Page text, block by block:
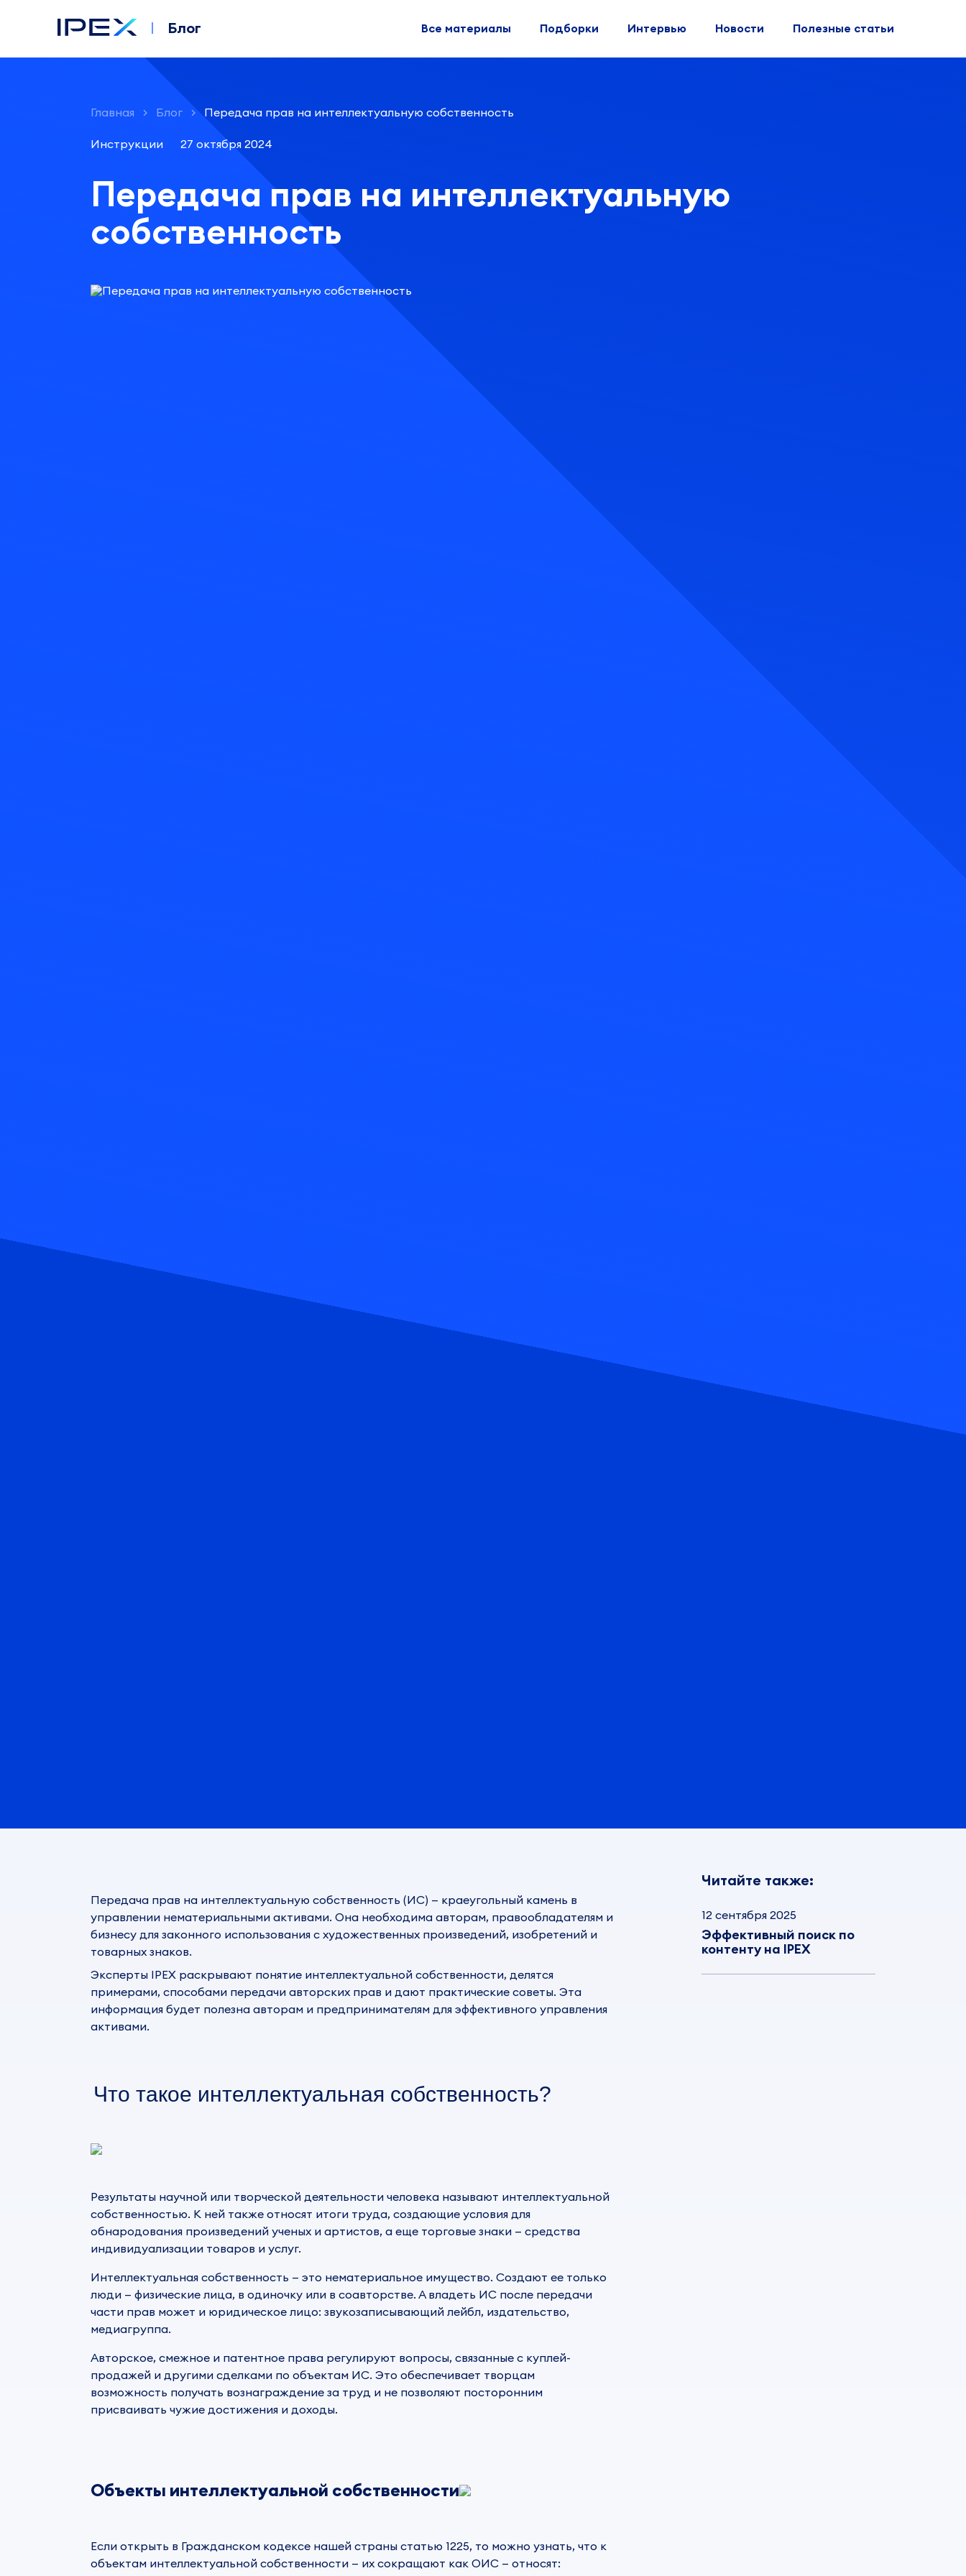
Блог Все материалы Подборки Интервью Новости Полезные статьи
Главная Блог Передача прав на интеллектуальную собственность
Инструкции 27 октября 2024
Передача прав на интеллектуальную
собственность
Передача прав на интеллектуальную собственность (ИС) — краеугольный камень в
управлении нематериальными активами. Она необходима авторам, правообладателям и
бизнесу для законного использования с художественных произведений, изобретений и
товарных знаков.
Эксперты IPEX раскрывают понятие интеллектуальной собственности, делятся
примерами, способами передачи авторских прав и дают практические советы. Эта
информация будет полезна авторам и предпринимателям для эффективного управления
активами.
Что такое интеллектуальная собственность?
Результаты научной или творческой деятельности человека называют интеллектуальной
собственностью. К ней также относят итоги труда, создающие условия для
обнародования произведений ученых и артистов, а еще торговые знаки — средства
индивидуализации товаров и услуг.
Интеллектуальная собственность — это нематериальное имущество. Создают ее только
люди — физические лица, в одиночку или в соавторстве. А владеть ИС после передачи
части прав может и юридическое лицо: звукозаписывающий лейбл, издательство,
медиагруппа.
Авторское, смежное и патентное права регулируют вопросы, связанные с куплей-
продажей и другими сделками по объектам ИС. Это обеспечивает творцам
возможность получать вознаграждение за труд и не позволяют посторонним
присваивать чужие достижения и доходы.
Объекты интеллектуальной собственности
Если открыть в Гражданском кодексе нашей страны статью 1225, то можно узнать, что к
объектам интеллектуальной собственности — их сокращают как ОИС — относят:
Читайте также:
12 сентября 2025
Эффективный поиск по
контенту на IPEX